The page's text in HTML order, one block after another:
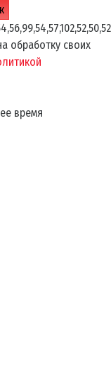
обработку своих
время